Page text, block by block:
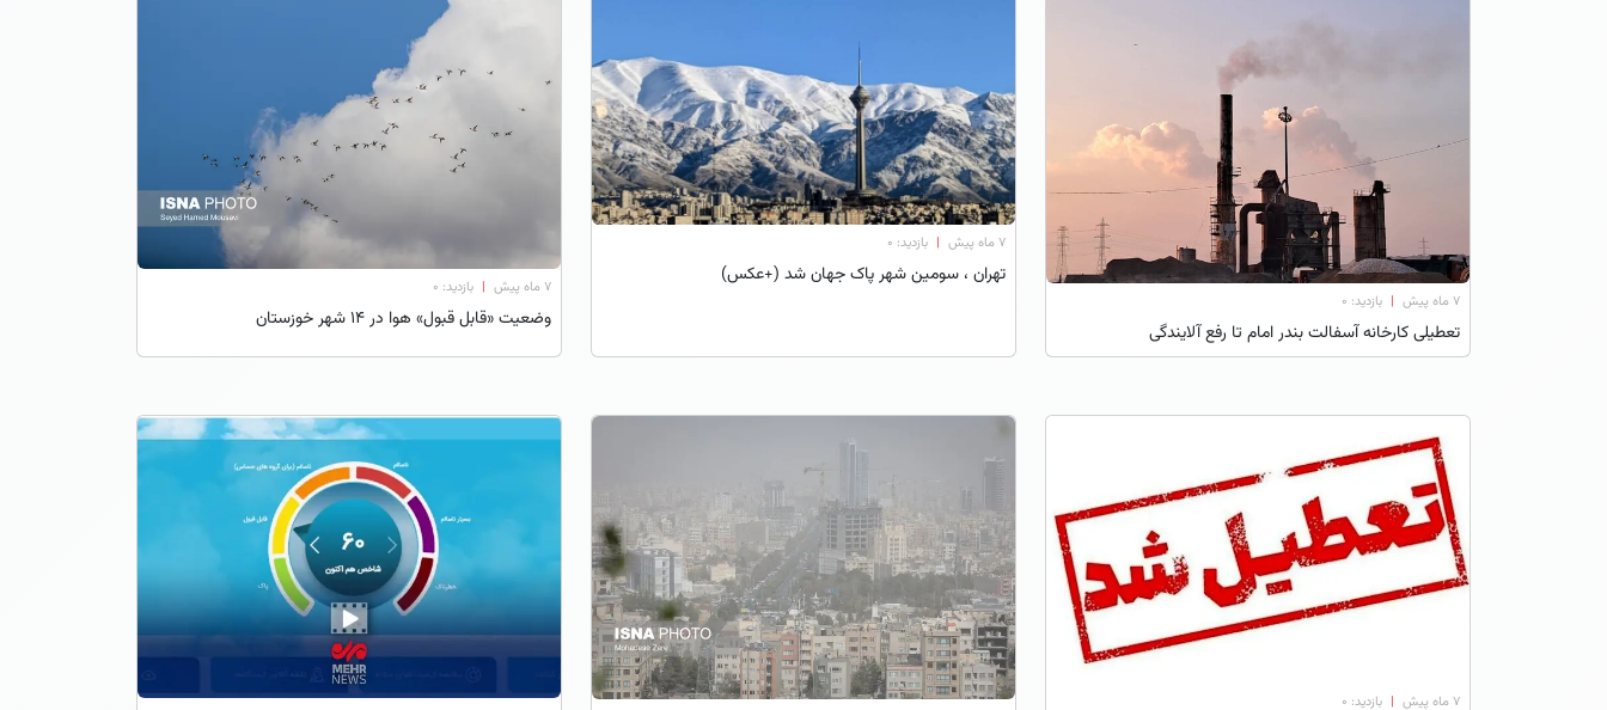
۷ ماه پیش | بازدید: 0
تعطیلی کارخانه آسفالت بندر امام تا رفع آلایندگی
۷ ماه پیش | بازدید: 0
تهران ، سومین شهر پاک جهان شد (+عکس) ۷ ماه پیش | بازدید: 0
وضعیت «قابل قبول» هوا در ۱۴ شهر خوزستان
۷ ماه پیش | بازدید: 0